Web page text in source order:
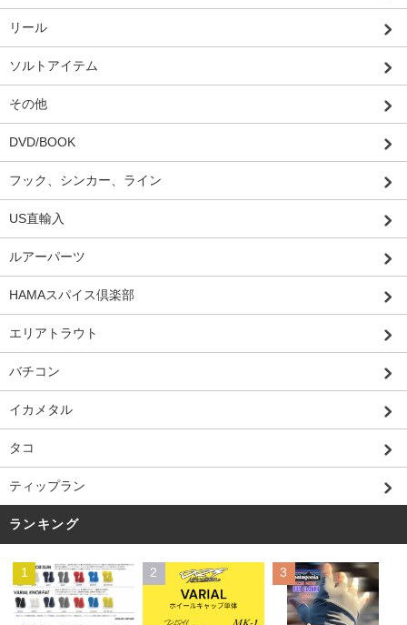
リール
ソルトアイテム
その他
DVD/BOOK
フック、シンカー、ライン
US直輸入
ルアーパーツ
HAMAスパイス倶楽部
エリアトラウト
バチコン
イカメタル
タコ
ティップラン
ランキング
1 2 3